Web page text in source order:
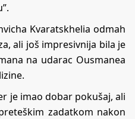
Kvaratskhelia odmah
ali još impresivnija bila je
na udarac Ousmanea
je imao dobar pokušaj, ali
zadatkom nakon